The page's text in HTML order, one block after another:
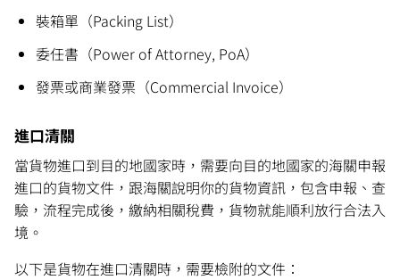
裝箱單（Packing List）
委任書（Power of Attorney, PoA）
發票或商業發票（Commercial Invoice）
進口清關
當貨物進口到目的地國家時，需要向目的地國家的海關申報
進口的貨物文件，跟海關說明你的貨物資訊，包含申報、查
驗，流程完成後，繳納相關稅費，貨物就能順利放行合法入
境。
以下是貨物在進口清關時，需要檢附的文件：